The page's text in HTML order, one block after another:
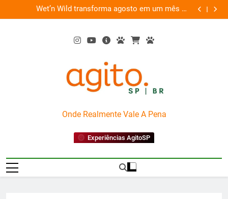
to
Wet’n Wild transforma agosto em um mês de
diversão e conexão
“Led
AgitoSP
Onde Realmente Vale A Pena
Experiências AgitoSP